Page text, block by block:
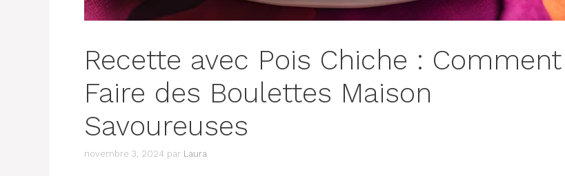
Recette avec Pois Chiche : Comment
Faire des Boulettes Maison
Savoureuses
novembre 3, 2024 par Laura